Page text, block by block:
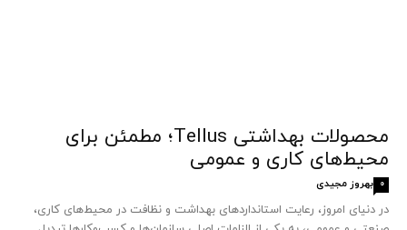
محصولات بهداشتی Tellus؛ مطمئن برای
محیط‌های کاری و عمومی
بهروز مجیدی 0
در دنیای امروز، رعایت استانداردهای بهداشت و نظافت در محیط‌های کاری،